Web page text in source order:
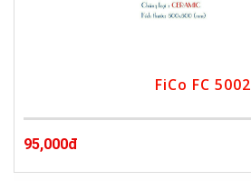
FiCo FC 5002
95,000đ